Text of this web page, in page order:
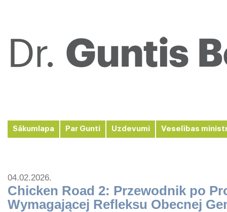
Sākumlapa Par Gunti Uzdevumi Veselības
04.02.2026.
Chicken Road 2: Przewodnik po
Wymagającej Refleksu Obecnej